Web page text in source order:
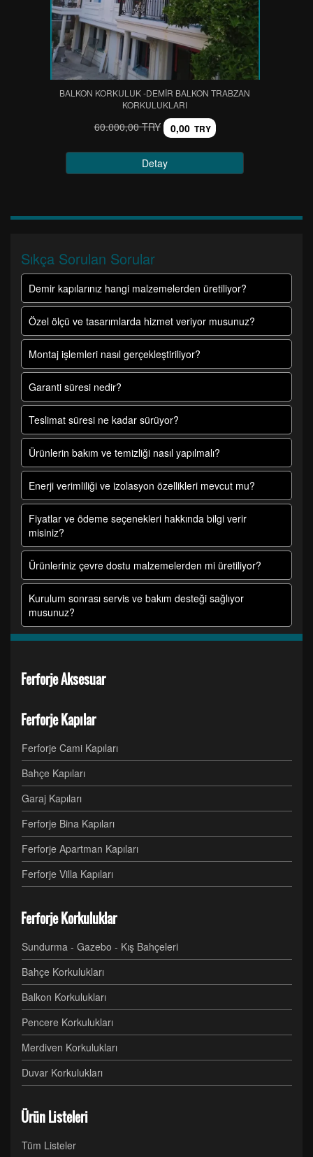
BALKON KORKULUK -DEMIR BALKON TRABZAN
KORKULUKLARI
60.000,00 TRY 0,00 TRY
Detay
Sıkça Sorulan Sorular
Demir kapılarınız hangi malzemelerden üretiliyor?
Özel ölçü ve tasarımlarda hizmet veriyor musunuz?
Montaj işlemleri nasıl gerçekleştiriliyor?
Garanti süresi nedir?
Teslimat süresi ne kadar sürüyor?
Ürünlerin bakım ve temizliği nasıl yapılmalı?
Enerji verimliliği ve izolasyon özellikleri mevcut mu?
Fiyatlar ve ödeme seçenekleri hakkında bilgi verir
misiniz?
Ürünleriniz çevre dostu malzemelerden mi üretiliyor?
Kurulum sonrası servis ve bakım desteği sağlıyor
musunuz?
Ferforje Aksesuar
Ferforje Kapılar
Ferforje Cami Kapıları
Bahçe Kapıları
Garaj Kapıları
Ferforje Bina Kapıları
Ferforje Apartman Kapıları
Ferforje Villa Kapıları
Ferforje Korkuluklar
Sundurma - Gazebo - Kış Bahçeleri
Bahçe Korkulukları
Balkon Korkulukları
Pencere Korkulukları
Merdiven Korkulukları
Duvar Korkulukları
Ürün Listeleri
Tüm Listeler